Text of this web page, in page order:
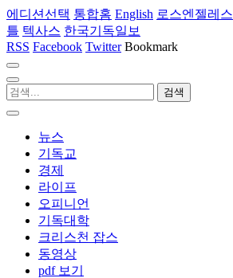
에디션선택 통합홈 English 로스엔젤레스
틀 텍사스 한국기독일보
RSS Facebook Twitter Bookmark
뉴스
기독교
경제
라이프
오피니언
기독대학
크리스천 잡스
동영상
pdf 보기